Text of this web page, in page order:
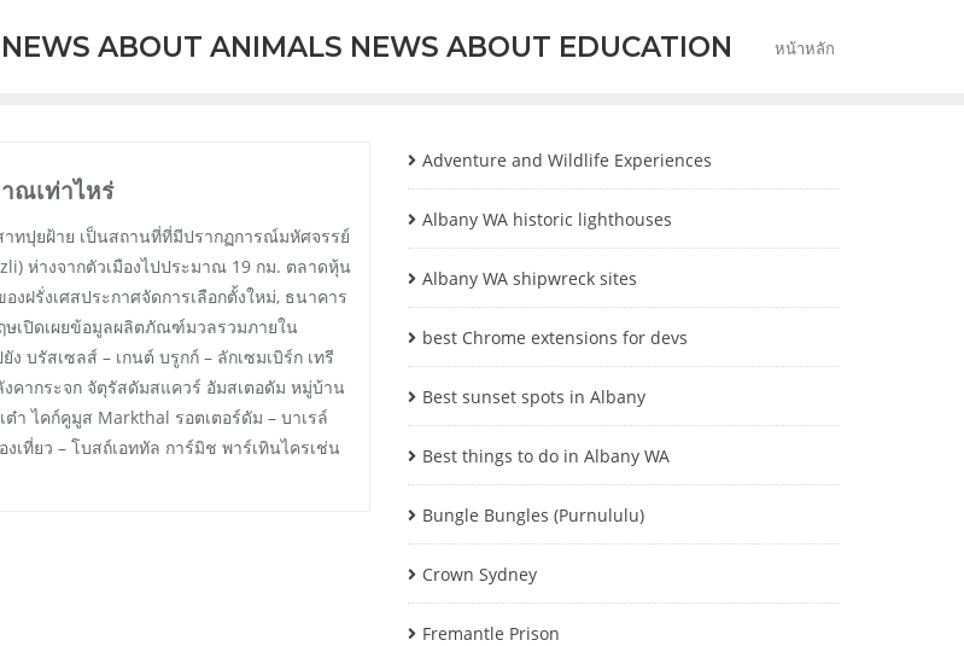
ABOUT ANIMALS NEWS ABOUT EDUCATION หน้าหลัก
าณเท่าไหร่
ทปุยฝ้าย เป็นสถานที่ที่มีปรากฏการณ์มหัศจรรย์
ห่างจากตัวเมืองไปประมาณ 19 กม. ตลาดหุ้น
ฝรั่งเศสประกาศจัดการเลือกตั้งใหม่, ธนาคาร
ษเปิดเผยข้อมูลผลิตภัณฑ์มวลรวมภายใน
บรัสเซลส์ – เกนต์ บรูกก์ – ลักเซมเบิร์ก เทรี
คากระจก จัตุรัสดัมสแควร์ อัมสเตอดัม หมู่บ้าน
ไคก์คูมูส Markthal รอตเตอร์ดัม – บาเรล์
เที่ยว – โบสถ์เอททัล การ์มิช พาร์เทินไครเช่น
Adventure and Wildlife Experiences
Albany WA historic lighthouses
Albany WA shipwreck sites
best Chrome extensions for devs
Best sunset spots in Albany
Best things to do in Albany WA
Bungle Bungles (Purnululu)
Crown Sydney
Fremantle Prison